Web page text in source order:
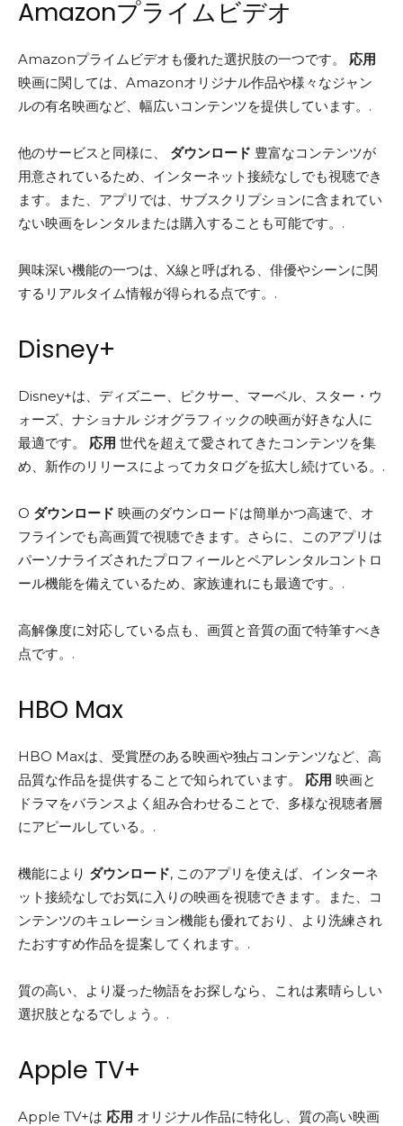
Amazonプライムビデオ
Amazonプライムビデオも優れた選択肢の一つです。 応用
映画に関しては、Amazonオリジナル作品や様々なジャン
ルの有名映画など、幅広いコンテンツを提供しています。.
他のサービスと同様に、 ダウンロード 豊富なコンテンツが
用意されているため、インターネット接続なしでも視聴でき
ます。また、アプリでは、サブスクリプションに含まれてい
ない映画をレンタルまたは購入することも可能です。.
興味深い機能の一つは、X線と呼ばれる、俳優やシーンに関
するリアルタイム情報が得られる点です。.
Disney+
Disney+は、ディズニー、ピクサー、マーベル、スター・ウ
ォーズ、ナショナル ジオグラフィックの映画が好きな人に
最適です。 応用 世代を超えて愛されてきたコンテンツを集
め、新作のリリースによってカタログを拡大し続けている。.
O ダウンロード 映画のダウンロードは簡単かつ高速で、オ
フラインでも高画質で視聴できます。さらに、このアプリは
パーソナライズされたプロフィールとペアレンタルコントロ
ール機能を備えているため、家族連れにも最適です。.
高解像度に対応している点も、画質と音質の面で特筆すべき
点です。.
HBO Max
HBO Maxは、受賞歴のある映画や独占コンテンツなど、高
品質な作品を提供することで知られています。 応用 映画と
ドラマをバランスよく組み合わせることで、多様な視聴者層
にアピールしている。.
機能により ダウンロード, このアプリを使えば、インターネ
ット接続なしでお気に入りの映画を視聴できます。また、コ
ンテンツのキュレーション機能も優れており、より洗練され
たおすすめ作品を提案してくれます。.
質の高い、より凝った物語をお探しなら、これは素晴らしい
選択肢となるでしょう。.
Apple TV+
Apple TV+は 応用 オリジナル作品に特化し、質の高い映画